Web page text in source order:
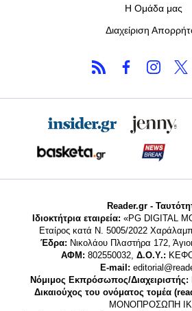
Η Ομάδα μας
Διαχείριση
Reader.gr -
Ιδιοκτήτρια εταιρεία: «PG DIGITAL
Εταίρος κατά Ν. 5005/2022
Έδρα: Νικολάου Πλαστήρα 172,
ΑΦΜ: 802550032, Δ.Ο.Υ.:
E-mail:
Νόμιμος Εκπρόσωπος/Διαχειριστής:
Δικαιούχος του ονόματος τομέα
MONΟΠΡΟΣΩΠΗ